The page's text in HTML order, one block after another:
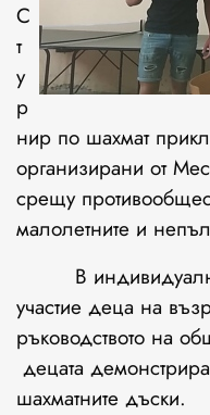
С
т
у
р
нир по шахмат
организирани от
срещу
малолетните и
В
участие деца на
ръководството на
децата
шахматните дъски.